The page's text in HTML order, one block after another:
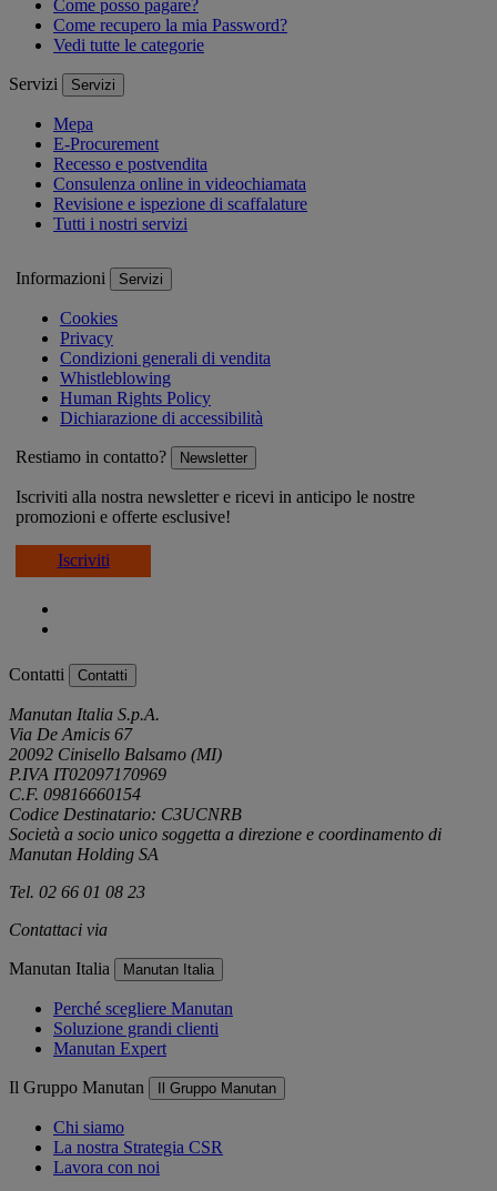
Come posso pagare?
Come recupero la mia Password?
Vedi tutte le categorie
Servizi Servizi
Mepa
E-Procurement
Recesso e postvendita
Consulenza online in videochiamata
Revisione e ispezione di scaffalature
Tutti i nostri servizi
Informazioni Servizi
Cookies
Privacy
Condizioni generali di vendita
Whistleblowing
Human Rights Policy
Dichiarazione di accessibilità
Restiamo in contatto? Newsletter
Iscriviti alla nostra newsletter e ricevi in anticipo le nostre
promozioni e offerte esclusive!
Iscriviti
Contatti Contatti
Manutan Italia S.p.A.
Via De Amicis 67
20092 Cinisello Balsamo (MI)
P.IVA IT02097170969
C.F. 09816660154
Codice Destinatario: C3UCNRB
Società a socio unico soggetta a direzione e coordinamento di
Manutan Holding SA
Tel. 02 66 01 08 23
Contattaci via
Manutan Italia Manutan Italia
Perché scegliere Manutan
Soluzione grandi clienti
Manutan Expert
Il Gruppo Manutan Il Gruppo Manutan
Chi siamo
La nostra Strategia CSR
Lavora con noi